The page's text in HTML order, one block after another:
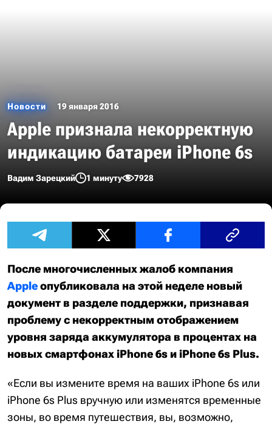
Новости 19 января 2016
Apple признала некорректную
индикацию батареи iPhone 6s
Вадим Зарецкий 1 минуту 7928
После многочисленных жалоб компания
Appleопубликовала на этой неделе новый
документ в разделе поддержки, признавая
проблему с некорректным отображением
уровня заряда аккумулятора в процентах на
новых смартфонах iPhone 6s и iPhone 6s Plus.
«Если вы измените время на ваших iPhone 6s или
iPhone 6s Plus вручную или изменятся временные
зоны, во время путешествия, вы, возможно,